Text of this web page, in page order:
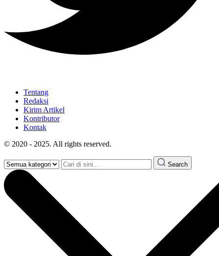
Tentang
Redaksi
Kirim Artikel
Kontributor
Kontak
© 2020 - 2025. All rights reserved.
Search